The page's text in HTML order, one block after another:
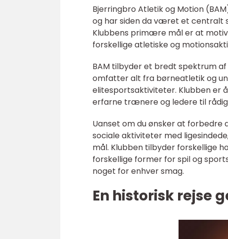
Bjerringbro Atletik og Motion
og har siden da været et centralt
Klubbens primære mål er at
forskellige atletiske og
BAM tilbyder et bredt spektrum
omfatter alt fra børneatletik og
elitesportsaktiviteter. Klubben er
erfarne trænere og ledere til
Uanset om du ønsker at
sociale aktiviteter med
mål. Klubben tilbyder forskellige
forskellige former for spil og
noget for enhver smag.
En historisk rejse